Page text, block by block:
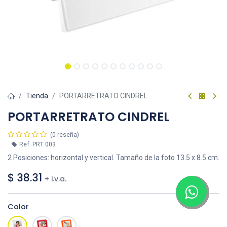
Tienda PORTARRETRATO CINDREL
PORTARRETRATO CINDREL
(0 reseña)
Ref. PRT 003
2 Posiciones: horizontal y vertical. Tamaño de la foto 13.5 x 8.5 cm.
$ 38.31 + i.v.a.
Color